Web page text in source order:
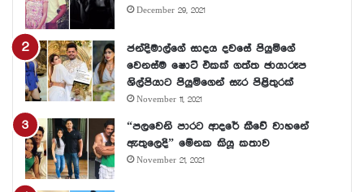
December 29, 2021
ජන්දිමාල්ගේ සාදය දවසේ පියුමිගේ
වෙනස්ම ෂොට් එකක් ගත්ත ඡායාරූප
ශිල්පියාට පියුමිගෙන් සැර පිළිතුරක්
November 11, 2021
“පලවෙනි පාරට ආදරේ කීවේ වාහනේ
ඇතුලෙදි” මේනක කියූ කතාව
November 21, 2021